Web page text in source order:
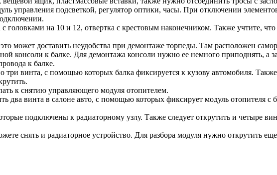
управления подсветкой, регулятор оптики, часы. При отключении
головками на 10 и 12, отвертка с крестовым наконечником. Также учтите,
может доставить неудобства при демонтаже торпеды. Там расположен
консоли к балке. Для демонтажа консоли нужно ее немного приподнять, а
к балке.
винта, с помощью которых балка фиксируется к кузову автомобиля.
к снятию управляющего модуля отопителем.
два винта в салоне авто, с помощью которых фиксирует модуль отопителя с
подключены к радиаторному узлу. Также следует открутить и четыре
снять и радиаторное устройство. Для разбора модуля нужно открутить